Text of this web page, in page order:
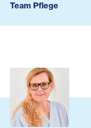
Team Pflege